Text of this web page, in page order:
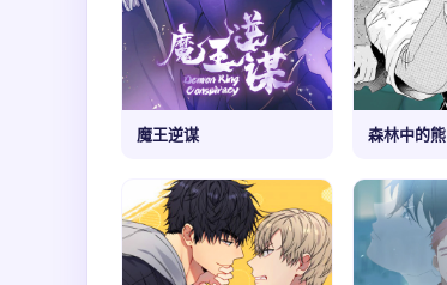
魔王逆谋 森林中的熊